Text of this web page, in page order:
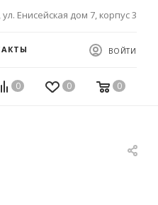
Енисейская дом 7, корпус 3
ВОЙТИ
0 0 0